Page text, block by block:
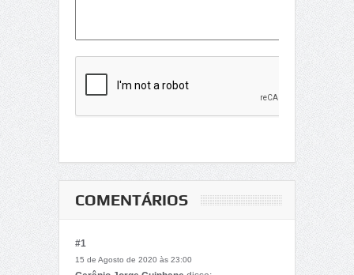
COMENTÁRIOS
#1
15 de Agosto de 2020 às 23:00